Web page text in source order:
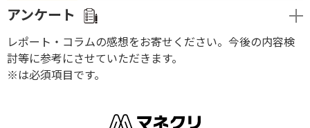
アンケート
レポート・コラムの感想をお寄せください。今後の内容検
討等に参考にさせていただきます。
※は必須項目です。